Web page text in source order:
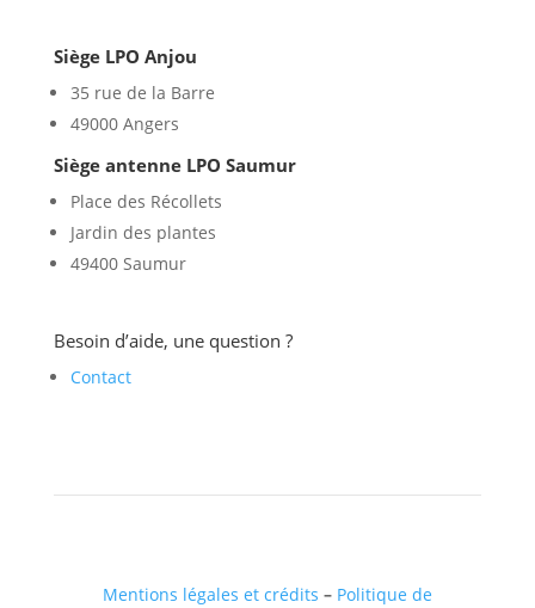
Siège LPO Anjou
35 rue de la Barre
49000 Angers
Siège antenne LPO Saumur
Place des Récollets
Jardin des plantes
49400 Saumur
Besoin d’aide, une question ?
Contact
Mentions légales et crédits – Politique de